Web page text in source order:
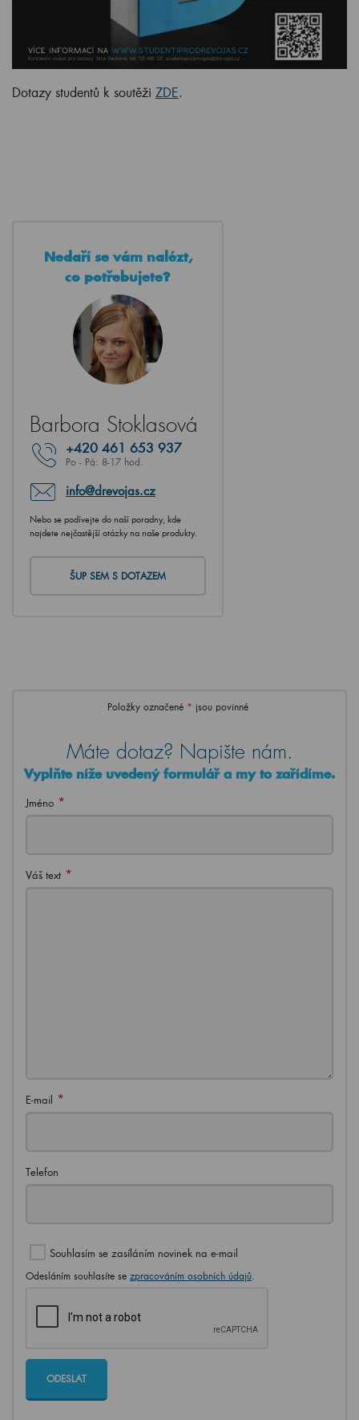
Dotazy studentů k soutěži ZDE.
Nedaří se vám nalézt,
co potřebujete?
Barbora Stoklasová
+420 461 653 937
Po - Pá: 8-17 hod.
info@drevojas.cz
Nebo se podívejte do naší poradny, kde
najdete nejčastější otázky na naše produkty.
ŠUP SEM S DOTAZEM
Položky označené * jsou povinné
Máte dotaz? Napište nám.
Vyplňte níže uvedený formulář a my to zařídíme.
Jméno *
Váš text *
E-mail *
Telefon
Souhlasím se zasíláním novinek na e-mail
Odesláním souhlasíte se zpracováním osobních údajů.